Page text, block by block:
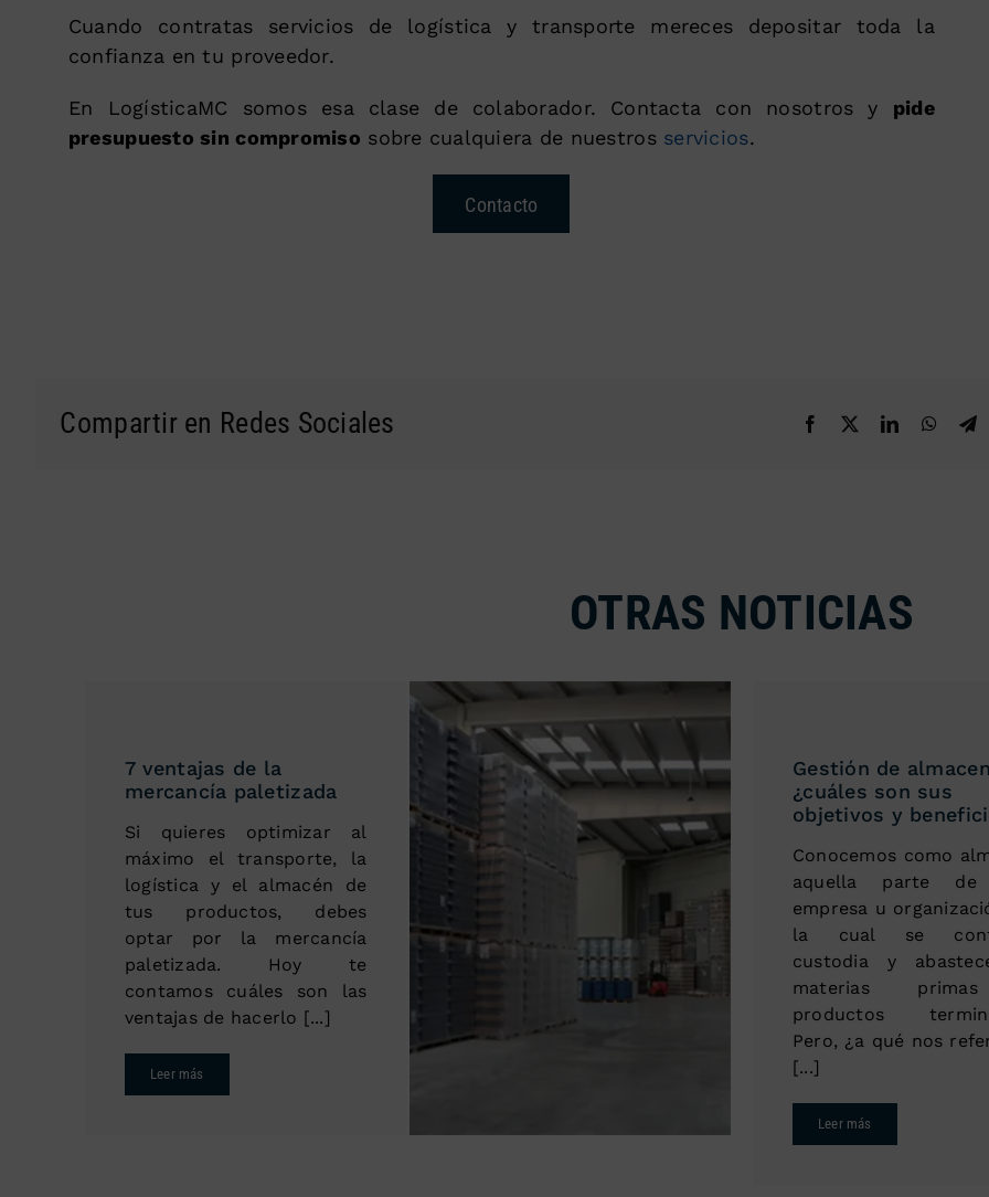
Cuando contratas servicios de logística y transporte mereces depositar toda la
confianza en tu proveedor.
En LogísticaMC somos esa clase de colaborador. Contacta con nosotros y pide
presupuesto sin compromiso sobre cualquiera de nuestros servicios.
Contacto
Compartir en Redes Sociales
OTRAS NOTICIAS
7 ventajas de la
mercancía paletizada
Si quieres optimizar al
máximo el transporte, la
logística y el almacén de
tus productos, debes
optar por la mercancía
paletizada. Hoy te
contamos cuáles son las
ventajas de hacerlo [...]
Leer más
Gestión de
¿cuáles son sus
objetivos y
Conocemos como
aquella parte de
empresa u
la cual se
custodia y
materias
productos
Pero, ¿a qué nos
[...]
Leer más